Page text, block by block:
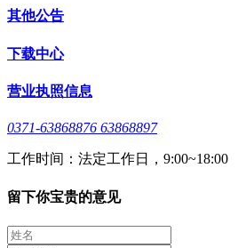
其他公告
下载中心
营业执照信息
0371-63868876 63868897
工作时间：法定工作日，9:00~18:00
留下你宝贵的意见